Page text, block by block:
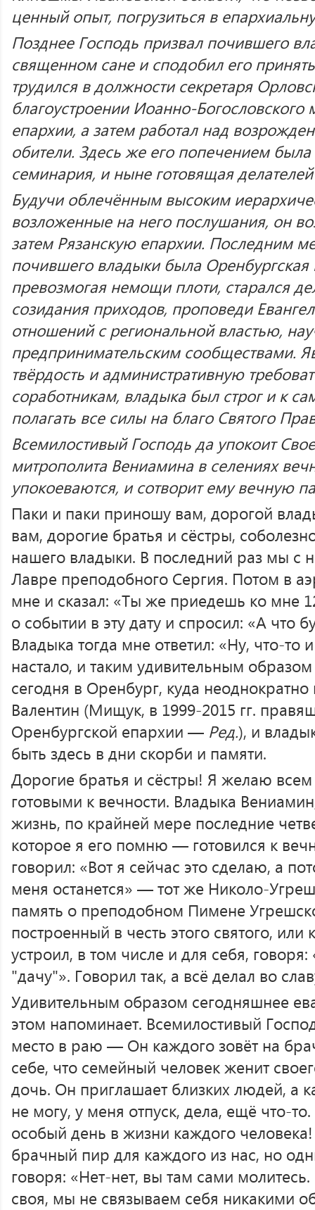
ценный опыт, погрузиться в
Позднее Господь призвал почившего
священном сане и сподобил его
трудился в должности секретаря
благоустроении Иоанно-Богословского
епархии, а затем работал над
обители. Здесь же его попечением
семинария, и ныне готовящая
Будучи облечённым высоким
возложенные на него послушания, он
затем Рязанскую епархии. Последним
почившего владыки была Оренбургская
превозмогая немощи плоти, старался
созидания приходов, проповеди
отношений с региональной властью,
предпринимательским сообществами.
твёрдость и административную
соработникам, владыка был строг и к
полагать все силы на благо Святого
Всемилостивый Господь да упокоит
митрополита Вениамина в селениях
упокоеваются, и сотворит ему вечную
Паки и паки приношу вам, дорогой
вам, дорогие братья и сёстры,
нашего владыки. В последний раз мы с
Лавре преподобного Сергия. Потом в
мне и сказал: «Ты же приедешь ко мне
о событии в эту дату и спросил: «А что
Владыка тогда мне ответил: «Ну, что-то
настало, и таким удивительным
сегодня в Оренбург, куда
Валентин (Мищук, в 1999-2015 гг.
Оренбургской епархии — Ред.), и
быть здесь в дни скорби и памяти.
Дорогие братья и сёстры! Я желаю
готовыми к вечности. Владыка
жизнь, по крайней мере последние
которое я его помню — готовился к
говорил: «Вот я сейчас это сделаю, а
меня останется» — тот же Николо-
память о преподобном Пимене
построенный в честь этого святого,
устроил, в том числе и для себя,
"дачу"». Говорил так, а всё делал во
Удивительным образом сегодняшнее
этом напоминает. Всемилостивый
место в раю — Он каждого зовёт на
себе, что семейный человек женит
дочь. Он приглашает близких людей, а
не могу, у меня отпуск, дела, ещё что-
особый день в жизни каждого
брачный пир для каждого из нас, но
говоря: «Нет-нет, вы там сами
своя, мы не связываем себя никакими